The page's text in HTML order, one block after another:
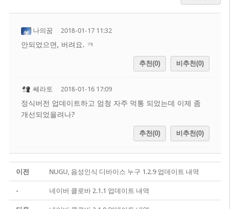
나의꿈 2018-01-17 11:32
안되었으면, 버려요. ㅋ
추천(0) 비추천(0)
쎄라토 2018-01-16 17:09
정식버전 업데이트하고 엄청 자주 먹통 되었는데 이제 좀
개선되었을려나?
추천(0) 비추천(0)
이전 NUGU, 음성인식 디바이스 누구 1.2.9 업데이트 내역
- 네이버 클로바 2.1.1 업데이트 내역